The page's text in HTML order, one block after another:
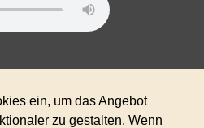
gute Laune, schnell,